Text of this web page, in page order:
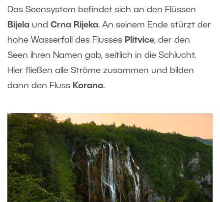
Das Seensystem befindet sich an den Flüssen
Bijela und Crna Rijeka. An seinem Ende stürzt der
hohe Wasserfall des Flusses Plitvice, der den
Seen ihren Namen gab, seitlich in die Schlucht.
Hier fließen alle Ströme zusammen und bilden
dann den Fluss Korana.